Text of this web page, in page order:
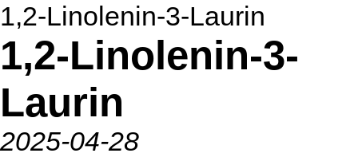
1,2-Linolenin-3-Laurin
1,2-Linolenin-3-
Laurin
2025-04-28